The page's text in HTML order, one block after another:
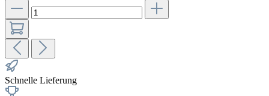
Schnelle Lieferung